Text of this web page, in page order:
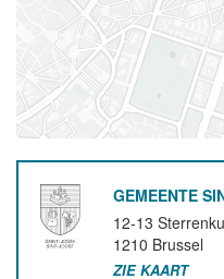
GEMEENTE
12-13
1210 Brussel
ZIE KAART